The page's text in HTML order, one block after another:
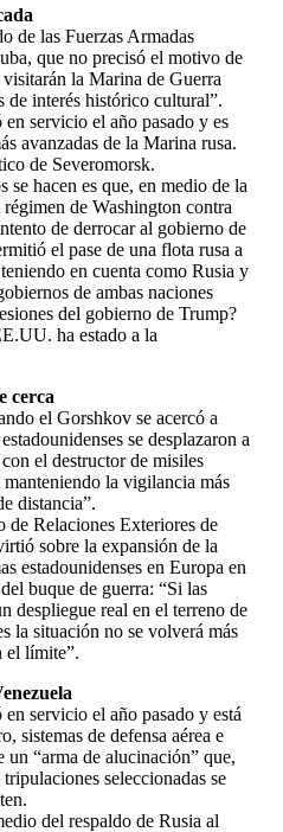
de las Fuerzas Armadas
que no precisó el motivo de
la Marina de Guerra
de interés histórico cultural”.
servicio el año pasado y es
avanzadas de la Marina rusa.
de Severomorsk.
se hacen es que, en medio de la
de Washington contra
de derrocar al gobierno de
el pase de una flota rusa a
en cuenta como Rusia y
de ambas naciones
del gobierno de Trump?
ha estado a la
cerca
el Gorshkov se acercó a
se desplazaron a
el destructor de misiles
la vigilancia más
distancia”.
de Relaciones Exteriores de
sobre la expansión de la
estadounidenses en Europa en
buque de guerra: “Si las
despliegue real en el terreno de
la situación no se volverá más
el límite”.
servicio el año pasado y está
sistemas de defensa aérea e
un “arma de alucinación” que,
seleccionadas se
del respaldo de Rusia al